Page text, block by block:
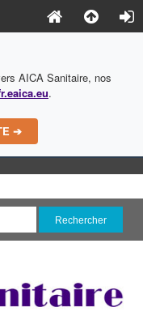
AICA Sanitaire, nos
.
➔